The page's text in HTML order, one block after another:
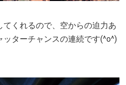
くれるので、空からの迫力あ
ターチャンスの連続です(^o^)